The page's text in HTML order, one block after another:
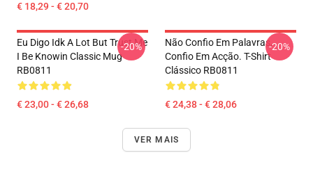
€ 18,29 - € 20,70
Eu Digo Idk A Lot But Trust Me
I Be Knowin Classic Mug
RB0811
€ 23,00 - € 26,68
-20%
Não Confio Em Palavras,
Confio Em Acção. T-Shirt
Clássico RB0811
€ 24,38 - € 28,06
-20%
VER MAIS